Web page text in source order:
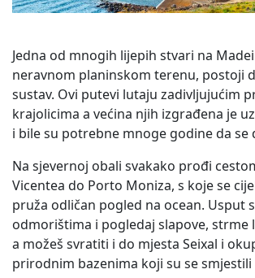
Jedna od mnogih lijepih stvari na
neravnom planinskom terenu, postoji
sustav. Ovi putevi lutaju zadivljujućim
krajolicima a većina njih izgrađena je
i bile su potrebne mnoge godine da se
Na sjevernoj obali svakako prođi
Vicentea do Porto Moniza, s koje se
pruža odličan pogled na ocean. Usput
odmorištima i pogledaj slapove, strme
a možeš svratiti i do mjesta Seixal i
prirodnim bazenima koji su se smjestili